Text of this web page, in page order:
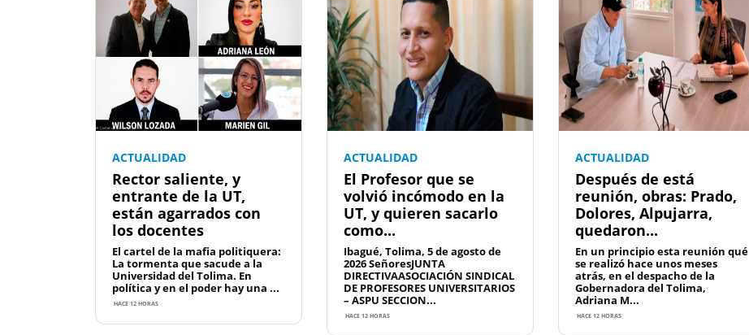
ACTUALIDAD
Rector saliente, y
entrante de la UT,
están agarrados con
los docentes
El cartel de la mafia politiquera:
La tormenta que sacude a la
Universidad del Tolima. En
política y en el poder hay una ...
HACE 12 HORAS
ACTUALIDAD
El Profesor que se
volvió incómodo en la
UT, y quieren sacarlo
como...
Ibagué, Tolima, 5 de agosto de
2026 SeñoresJUNTA
DIRECTIVAASOCIACIÓN SINDICAL
DE PROFESORES UNIVERSITARIOS
– ASPU SECCION...
HACE 12 HORAS
ACTUALIDAD
Después de está
reunión, obras: Prado,
Dolores, Alpujarra,
quedaron...
En un principio esta reunión qué
se realizó hace unos meses
atrás, en el despacho de la
Gobernadora del Tolima,
Adriana M...
HACE 12 HORAS